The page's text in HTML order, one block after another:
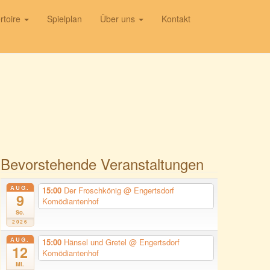
Spielplan Über uns Kontakt
Bevorstehende Veranstaltungen
AUG.
9
So.
2026
15:00 Der Froschkönig @ Engertsdorf
Komödiantenhof
AUG.
12
Mi.
15:00 Hänsel und Gretel @ Engertsdorf
Komödiantenhof